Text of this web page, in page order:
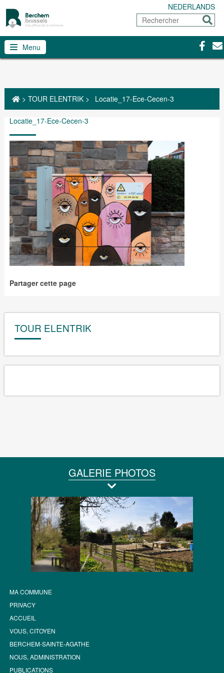
NEDERLANDS
Rechercher
Menu
> TOUR ELENTRIK> Locatie_17-Ece-Cecen-3
Locatie_17-Ece-Cecen-3
Partager cette page
TOUR ELENTRIK
GALERIE PHOTOS
MA COMMUNE
PRIVACY
ACCUEIL
VOUS, CITOYEN
BERCHEM-SAINTE-AGATHE
NOUS, ADMINISTRATION
PUBLICATIONS